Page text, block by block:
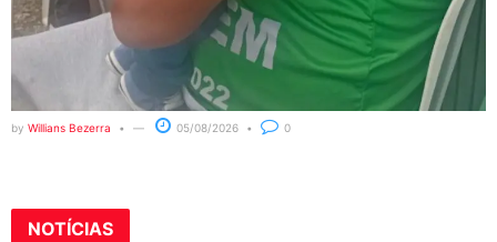
by Willians Bezerra 05/08/2026 0
NOTÍCIAS